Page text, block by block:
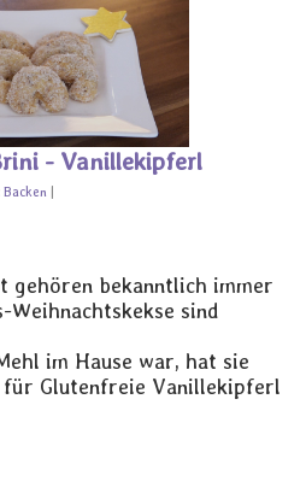
- Vanillekipferl
Backen
gehören bekanntlich immer
Weihnachtskekse sind
im Hause war, hat sie
für Glutenfreie Vanillekipferl